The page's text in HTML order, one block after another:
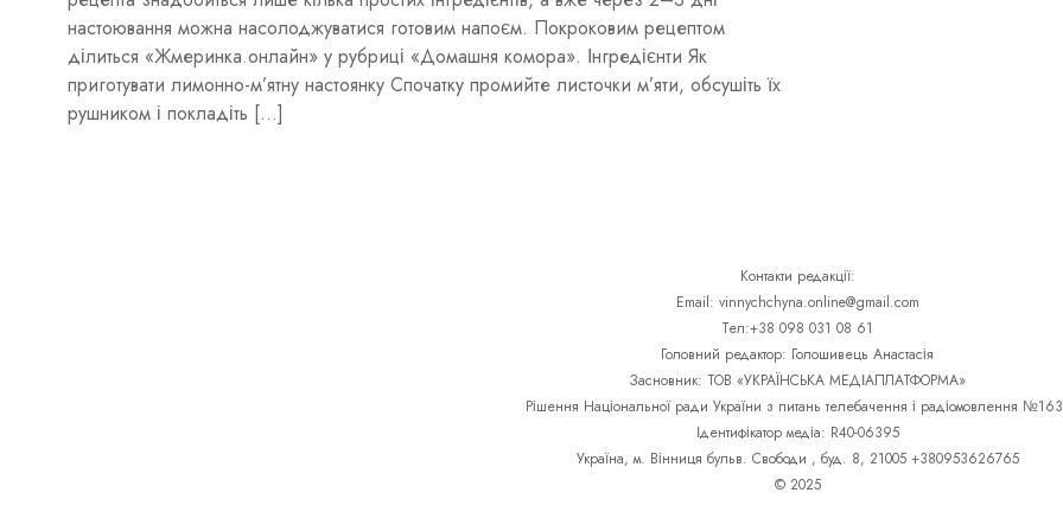
настоювання можна насолоджуватися готовим напоєм. Покроковим рецептом
ділиться «Жмеринка.oнлайн» у рубриці «Домашня комора». Інгредієнти Як
приготувати лимонно-м’ятну настоянку Спочатку промийте листочки м’яти, обсушіть їх
рушником і покладіть […]
Контакти редакції:
Email: vinnychchyna.online@gmail.com
Тел:+38 098 031 08 61
Головний редактор: Голошивець Анастасія
Засновник: ТОВ «УКРАЇНСЬКА МЕДІАПЛАТФОРМА»
Рішення Національної ради України з питань телебачення і радіомовлення
Ідентифікатор медіа: R40-06395
Україна, м. Вінниця бульв. Свободи , буд. 8, 21005 +380953626765
© 2025